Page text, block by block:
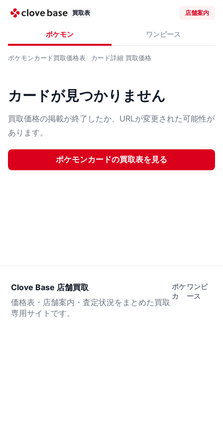
買取表 店舗案内
ポケモン ワンピース
ポケモンカード買取価格表 カード詳細 買取価格
カードが見つかりません
買取価格の掲載が終了したか、URLが変更された可能性が
あります。
ポケモンカードの買取表を見る
Clove Base 店舗買取
価格表・店舗案内・査定状況をまとめた買取
専用サイトです。
ポケ
カ
ワンピ
ース